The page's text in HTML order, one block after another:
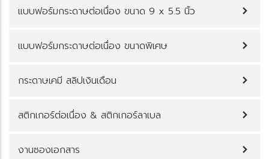
บบฟอร์มกระดาษต่อเนื่อง ขนาด 9 x 5.5 นิ้ว
บบฟอร์มกระดาษต่อเนื่อง ขนาดพิเศษ
กระดาษเคมี สลิปเงินเดือน
สติกเกอร์ต่อเนื่อง & สติกเกอร์ลาเบล
งานซองเอกสาร